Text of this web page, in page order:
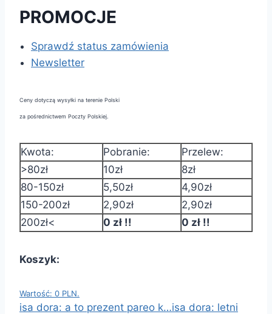
PROMOCJE
Sprawdź status zamówienia
Newsletter
Ceny dotyczą wysyłki na terenie Polski
za pośrednictwem Poczty Polskiej.
Kwota: Pobranie:
Przelew:
>80zł
10zł
8zł
80-150zł
5,50zł
4,90zł
150-200zł
2,90zł
2,90zł
200zł<
0 zł !! 0 zł !!
Koszyk:
Wartość: 0 PLN.
isa dora: a to prezent pareo k…isa dora: letni